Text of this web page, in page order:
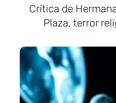
Crítica de
Plaza, terror